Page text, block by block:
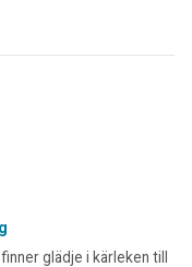
glädje i kärleken till